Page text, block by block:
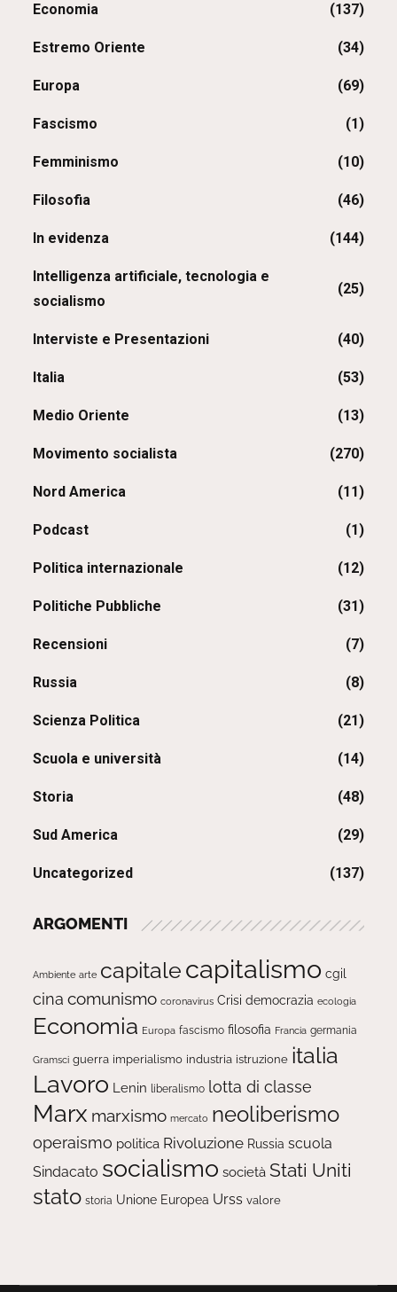
Economia (137)
Estremo Oriente (34)
Europa (69)
Fascismo (1)
Femminismo (10)
Filosofia (46)
In evidenza (144)
Intelligenza artificiale, tecnologia e
socialismo
(25)
Interviste e Presentazioni (40)
Italia (53)
Medio Oriente (13)
Movimento socialista (270)
Nord America (11)
Podcast (1)
Politica internazionale (12)
Politiche Pubbliche (31)
Recensioni (7)
Russia (8)
Scienza Politica (21)
Scuola e università (14)
Storia (48)
Sud America (29)
Uncategorized (137)
ARGOMENTI
Ambiente arte capitale capitalismo cgil
cina comunismo coronavirus Crisi democrazia ecologia
Economia Europa fascismo filosofia Francia germania
Gramsci guerra imperialismo industria istruzione italia
Lavoro Lenin liberalismo lotta di classe
Marx marxismo mercato neoliberismo
operaismo politica Rivoluzione Russia scuola
Sindacato socialismo società Stati Uniti
stato storia Unione Europea Urss valore